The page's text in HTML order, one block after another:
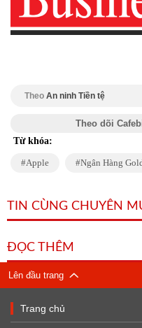
Theo An ninh Tiền tệ
Theo dõi
Từ khóa:
Apple Ngân Hàng
TIN CÙNG CHUYÊN
ĐỌC THÊM
Lên đầu trang
Trang chủ